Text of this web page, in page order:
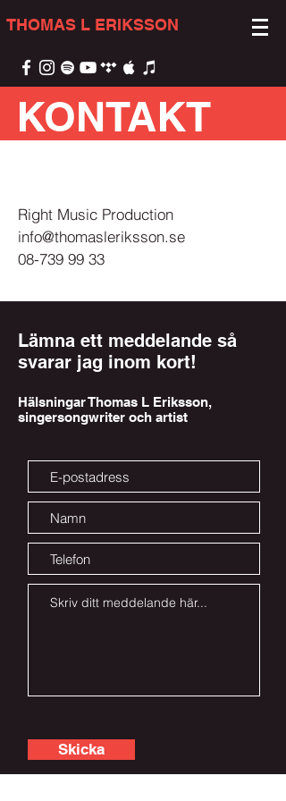
THOMAS L ERIKSSON
KONTAKT
Representation
Right Music Production
info@thomasleriksson.se
08-739 99 33
Lämna ett meddelande så
svarar jag inom kort!
Hälsningar Thomas L Eriksson,
singersongwriter och artist
Skicka